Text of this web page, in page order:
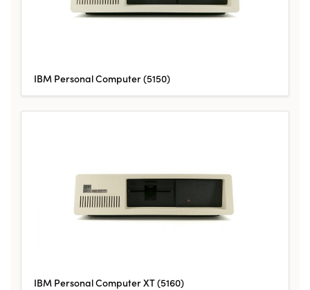
IBM Personal Computer (5150)
IBM Personal Computer XT (5160)